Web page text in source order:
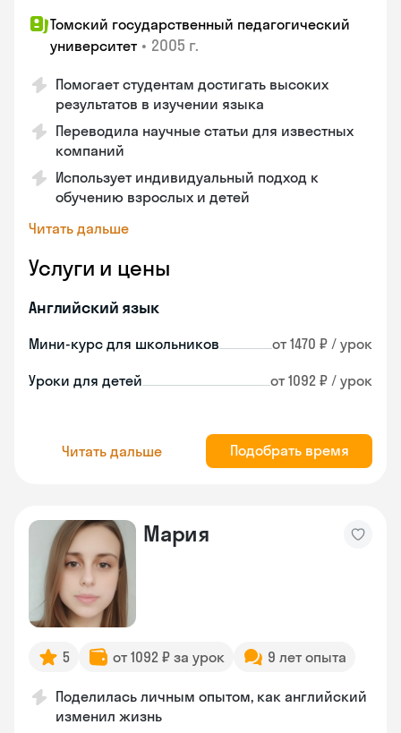
Томский государственный педагогический
университет • 2005 г.
Помогает студентам достигать высоких
результатов в изучении языка
Переводила научные статьи для известных
компаний
Использует индивидуальный подход к
обучению взрослых и детей
Читать дальше
Услуги и цены
Английский язык
Мини-курс для школьников от 1470 ₽ / урок
Уроки для детей от 1092 ₽ / урок
Читать дальше Подобрать время
Мария
5 от 1092 ₽ за урок 9 лет опыта
Поделилась личным опытом, как английский
изменил жизнь